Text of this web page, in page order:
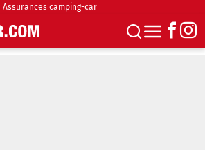
Assurances camping-car